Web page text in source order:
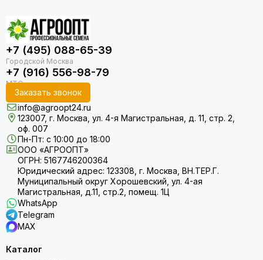
+7 (495) 088-65-39
+7 (916) 556-98-79
Заказать звонок
info@agroopt24.ru
123007, г. Москва, ул. 4-я Магистральная, д. 11, стр. 2,
оф. 007
Пн-Пт: с 10:00 до 18:00
ООО «АГРООПТ»
ОГРН: 5167746200364
Юридический адрес: 123308, г. Москва, ВН.ТЕР.Г.
Муниципальный округ Хорошевский, ул. 4-ая
Магистральная, д.11, стр.2, помещ. 1Ц
WhatsApp
Telegram
MAX
Каталог